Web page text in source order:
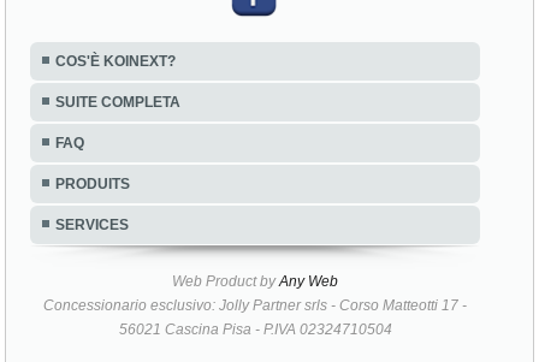
COS'È KOINEXT?
SUITE COMPLETA
FAQ
PRODUITS
SERVICES
Web Product byAny Web
Concessionario esclusivo: Jolly Partner srls - Corso Matteotti 17 -
56021 Cascina Pisa - P.IVA 02324710504